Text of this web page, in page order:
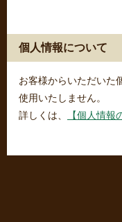
個人情報について
お客様からいただいた
使用いたしません。
詳しくは、
【個人情報